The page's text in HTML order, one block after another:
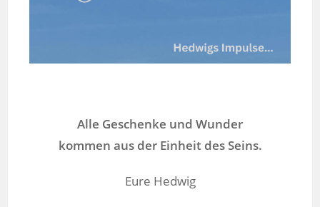
Alle Geschenke und Wunder
kommen aus der Einheit des Seins.
Eure Hedwig